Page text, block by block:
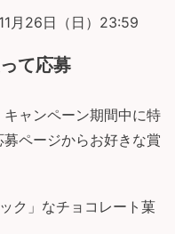
月26日（日）23:59
て応募
ャンペーン期間中に特
ページからお好きな賞
ク」なチョコレート菓